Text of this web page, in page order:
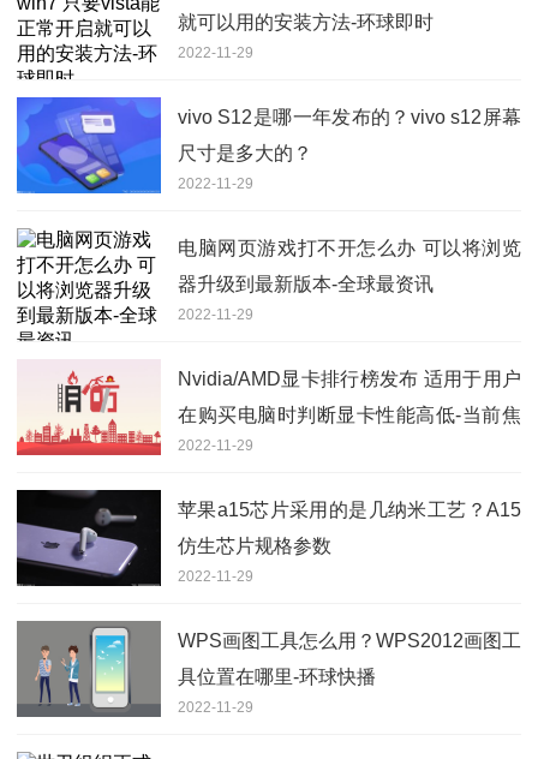
就可以用的安装方法-环球即时
2022-11-29
vivo S12是哪一年发布的？vivo s12屏幕
尺寸是多大的？
2022-11-29
电脑网页游戏打不开怎么办 可以将浏览
器升级到最新版本-全球最资讯
2022-11-29
Nvidia/AMD显卡排行榜发布 适用于用户
在购买电脑时判断显卡性能高低-当前焦
点
2022-11-29
苹果a15芯片采用的是几纳米工艺？A15
仿生芯片规格参数
2022-11-29
WPS画图工具怎么用？WPS2012画图工
具位置在哪里-环球快播
2022-11-29